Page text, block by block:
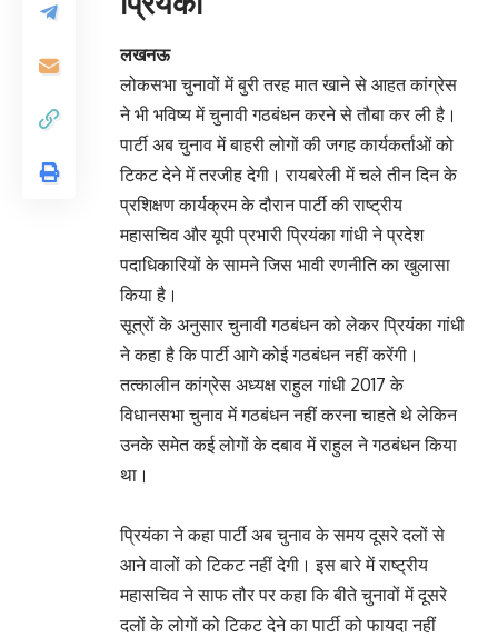
लखनऊ
लोकसभा चुनावों में बुरी तरह मात खाने से आहत कांग्रेस
ने भी भविष्य में चुनावी गठबंधन करने से तौबा कर ली है।
पार्टी अब चुनाव में बाहरी लोगों की जगह कार्यकर्ताओं को
टिकट देने में तरजीह देगी। रायबरेली में चले तीन दिन के
प्रशिक्षण कार्यक्रम के दौरान पार्टी की राष्ट्रीय
महासचिव और यूपी प्रभारी प्रियंका गांधी ने प्रदेश
पदाधिकारियों के सामने जिस भावी रणनीति का खुलासा
किया है।
सूत्रों के अनुसार चुनावी गठबंधन को लेकर प्रियंका गांधी
ने कहा है कि पार्टी आगे कोई गठबंधन नहीं करेंगी।
तत्कालीन कांग्रेस अध्यक्ष राहुल गांधी 2017 के
विधानसभा चुनाव में गठबंधन नहीं करना चाहते थे लेकिन
उनके समेत कई लोगों के दबाव में राहुल ने गठबंधन किया
था।
प्रियंका ने कहा पार्टी अब चुनाव के समय दूसरे दलों से
आने वालों को टिकट नहीं देगी। इस बारे में राष्ट्रीय
महासचिव ने साफ तौर पर कहा कि बीते चुनावों में दूसरे
दलों के लोगों को टिकट देने का पार्टी को फायदा नहीं